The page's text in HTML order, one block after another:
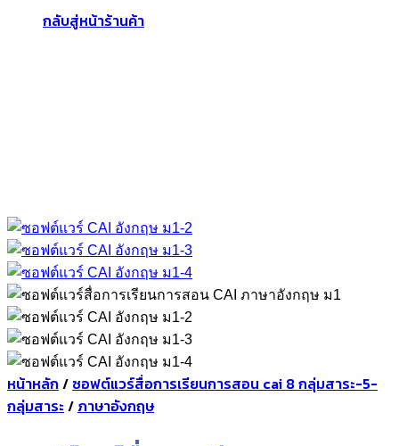
กลับสู่หน้าร้านค้า
หน้าหลัก / ซอฟต์แวร์สื่อการเรียนการสอน cai 8 กลุ่มสาระ-5-
กลุ่มสาระ / ภาษาอังกฤษ